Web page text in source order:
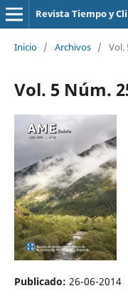
Revista Tiempo y
Inicio / Archivos / Vol.
Vol. 5 Núm.
Publicado: 26-06-2014